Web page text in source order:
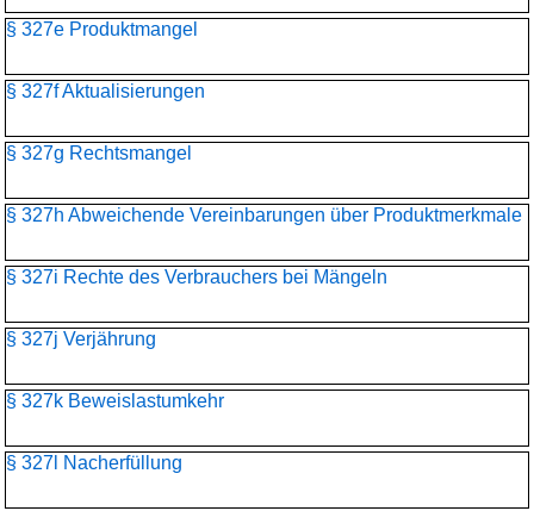
§ 327e Produktmangel
§ 327f Aktualisierungen
§ 327g Rechtsmangel
§ 327h Abweichende Vereinbarungen über Produktmerkmale
§ 327i Rechte des Verbrauchers bei Mängeln
§ 327j Verjährung
§ 327k Beweislastumkehr
§ 327l Nacherfüllung